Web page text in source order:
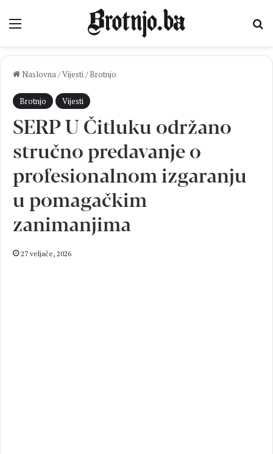
Izbornik
Naslovna/Vijesti/ Brotnjo
Brotnjo Vijesti
SERP U Čitluku održano
stručno predavanje o
profesionalnom izgaranju
u pomagačkim
zanimanjima
27 veljače, 2026